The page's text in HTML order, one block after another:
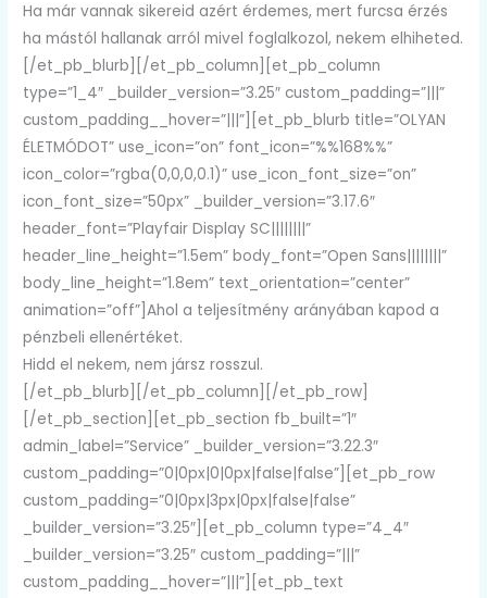
Ha már vannak sikereid azért érdemes, mert furcsa érzés
ha mástól hallanak arról mivel foglalkozol, nekem elhiheted.
[/et_pb_blurb][/et_pb_column][et_pb_column
type=”1_4″ _builder_version=”3.25″ custom_padding=”|||”
custom_padding__hover=”|||”][et_pb_blurb title=”OLYAN
ÉLETMÓDOT” use_icon=”on” font_icon=”%%168%%”
icon_color=”rgba(0,0,0,0.1)” use_icon_font_size=”on”
icon_font_size=”50px” _builder_version=”3.17.6″
header_font=”Playfair Display SC||||||||”
header_line_height=”1.5em” body_font=”Open Sans||||||||”
body_line_height=”1.8em” text_orientation=”center”
animation=”off”]Ahol a teljesítmény arányában kapod a
pénzbeli ellenértéket.
Hidd el nekem, nem jársz rosszul.
[/et_pb_blurb][/et_pb_column][/et_pb_row]
[/et_pb_section][et_pb_section fb_built=”1″
admin_label=”Service” _builder_version=”3.22.3″
custom_padding=”0|0px|0|0px|false|false”][et_pb_row
custom_padding=”0|0px|3px|0px|false|false”
_builder_version=”3.25″][et_pb_column type=”4_4″
_builder_version=”3.25″ custom_padding=”|||”
custom_padding__hover=”|||”][et_pb_text